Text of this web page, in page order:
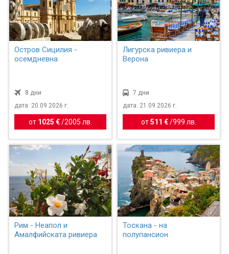
Остров Сицилия -
осемдневна
8 дни
дата: 20.09.2026 г.
от 1025 € /2005 лв.
Лигурска ривиера и
Верона
7 дни
дата: 21.09.2026 г.
от511 €/999 лв.
Рим - Неапол и
Амалфийската ривиера
Тоскана - на
полупансион